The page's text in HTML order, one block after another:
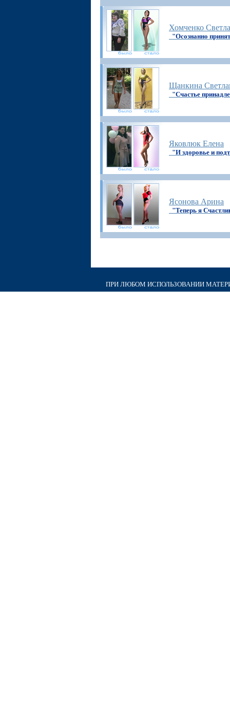
Хомченко
"Осознанно
Щанкина
"Счастье
Яковлюк Елена
"И здоровье и
Ясонова Арина
"Теперь я
ПРИ ЛЮБОМ ИСПОЛЬЗОВАНИИ